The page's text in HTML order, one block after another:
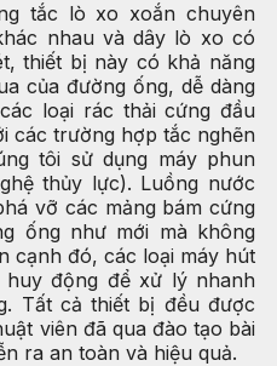
tắc lò xo xoắn chuyên
nhau và dây lò xo có
thiết bị này có khả năng
của đường ống, dễ dàng
loại rác thải cứng đầu
các trường hợp tắc nghẽn
tôi sử dụng máy phun
thủy lực). Luồng nước
vỡ các mảng bám cứng
ống như mới mà không
cạnh đó, các loại máy hút
động để xử lý nhanh
Tất cả thiết bị đều được
viên đã qua đào tạo bài
ra an toàn và hiệu quả.